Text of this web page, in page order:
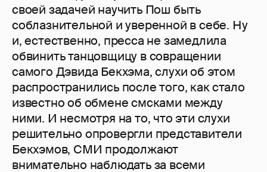
своей задачей научить Пош быть
соблазнительной и уверенной в себе. Ну
и, естественно, пресса не замедлила
обвинить танцовщицу в совращении
самого Дэвида Бекхэма, слухи об этом
распространились после того, как стало
известно об обмене смсками между
ними. И несмотря на то, что эти слухи
решительно опровергли представители
Бекхэмов, СМИ продолжают
внимательно наблюдать за всеми